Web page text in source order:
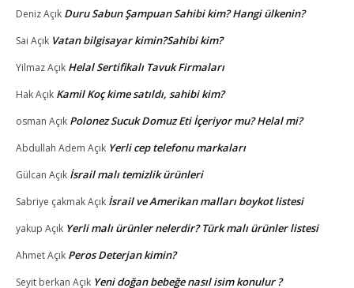
DenizAçık Duru Sabun Şampuan Sahibi kim? Hangi ülkenin?
Sai Açık Vatan bilgisayar kimin?Sahibi kim?
YilmazAçık Helal Sertifikalı Tavuk Firmaları
HakAçık Kamil Koç kime satıldı, sahibi kim?
osman Açık Polonez Sucuk Domuz Eti İçeriyor mu? Helal mi?
Abdullah Adem Açık Yerli cep telefonu markaları
Gülcan Açık İsrail malı temizlik ürünleri
Sabriye çakmakAçık İsrail ve Amerikan malları boykot listesi
yakup Açık Yerli malı ürünler nelerdir? Türk malı ürünler listesi
AhmetAçık Peros Deterjan kimin?
Seyit berkan Açık Yeni doğan bebeğe nasıl isim konulur ?